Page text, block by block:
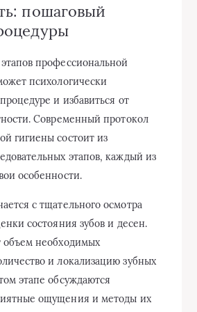
пошаговый
профессиональной
психологически
и избавиться от
Современный протокол
гигиены состоит из
этапов, каждый из
особенности.
с тщательного осмотра
состояния зубов и десен.
объем необходимых
и локализацию зубных
этапе обсуждаются
ощущения и методы их